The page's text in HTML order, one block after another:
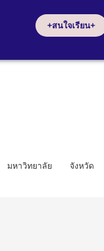
+สนใจเรียน+
มหาวิทยาลัย จังหวัด